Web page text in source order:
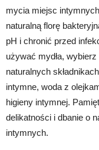
mycia miejsc
naturalną florę
pH i chronić przed
używać mydła,
naturalnych
intymne, woda z
higieny intymnej.
delikatności i dbanie o
intymnych.